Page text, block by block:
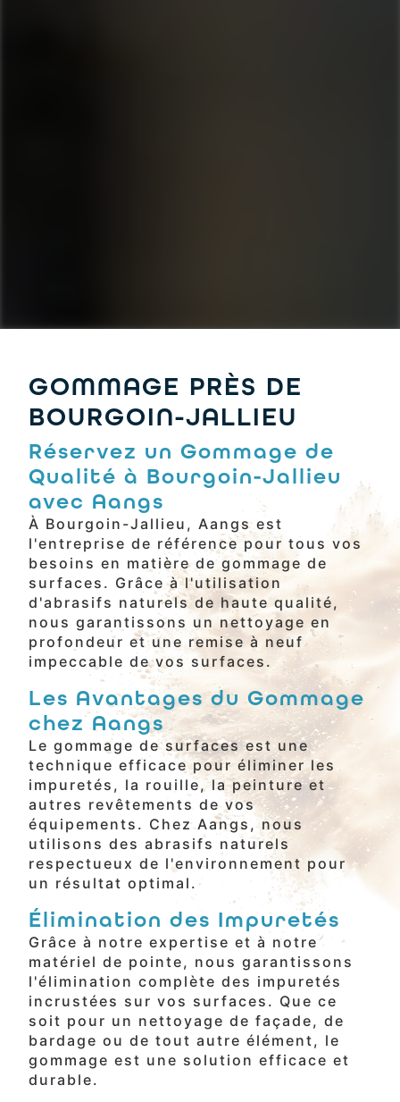
GOMMAGE PRÈS DE
BOURGOIN-JALLIEU
Réservez un Gommage de
Qualité à Bourgoin-Jallieu
avec Aangs
À Bourgoin-Jallieu, Aangs est
l'entreprise de référence pour tous vos
besoins en matière de gommage de
surfaces. Grâce à l'utilisation
d'abrasifs naturels de haute qualité,
nous garantissons un nettoyage en
profondeur et une remise à neuf
impeccable de vos surfaces.
Les Avantages du Gommage
chez Aangs
Le gommage de surfaces est une
technique efficace pour éliminer les
impuretés, la rouille, la peinture et
autres revêtements de vos
équipements. Chez Aangs, nous
utilisons des abrasifs naturels
respectueux de l'environnement pour
un résultat optimal.
Élimination des Impuretés
Grâce à notre expertise et à notre
matériel de pointe, nous garantissons
l'élimination complète des impuretés
incrustées sur vos surfaces. Que ce
soit pour un nettoyage de façade, de
bardage ou de tout autre élément, le
gommage est une solution efficace et
durable.